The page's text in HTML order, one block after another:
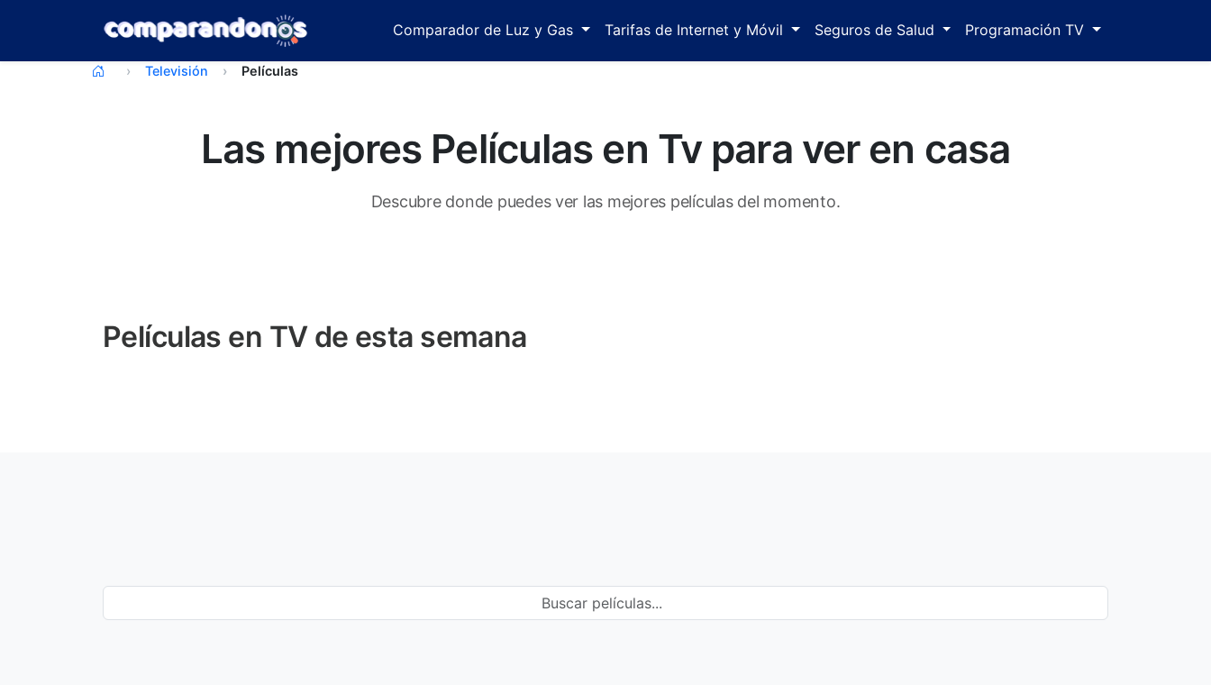
Comparador de Luz y Gas Tarifas de Internet y Móvil Seguros de Salud Programación TV
Televisión Películas
Las mejores Películas en Tv para ver en casa
Descubre donde puedes ver las mejores películas del momento.
Películas en TV de esta semana